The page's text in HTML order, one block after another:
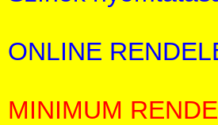
ONLINE
MINIMUM